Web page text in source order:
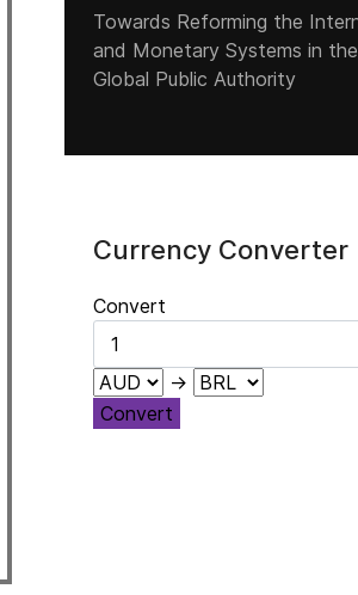
Towards Reforming the
and Monetary Systems in
Global Public Authority
Currency Converter
Convert
→
Convert